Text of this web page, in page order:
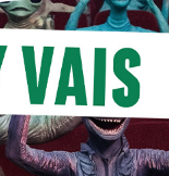
0478/ 81 47 62 ou
en communication :